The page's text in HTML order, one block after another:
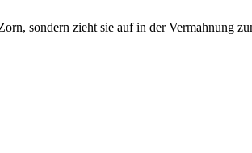
sondern zieht sie auf in der Vermahnung